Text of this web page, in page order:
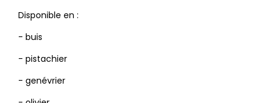
Disponible en :
- buis
- pistachier
- genévrier